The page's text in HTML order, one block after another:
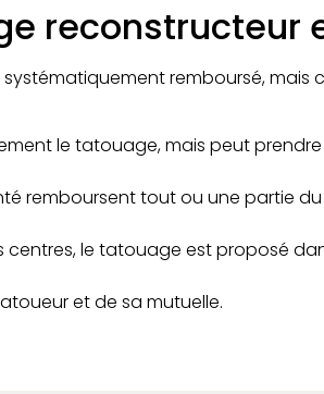
reconstructeur
remboursé,
le tatouage, mais peut
remboursent tout ou une partie
centres, le tatouage est proposé
et de sa mutuelle.